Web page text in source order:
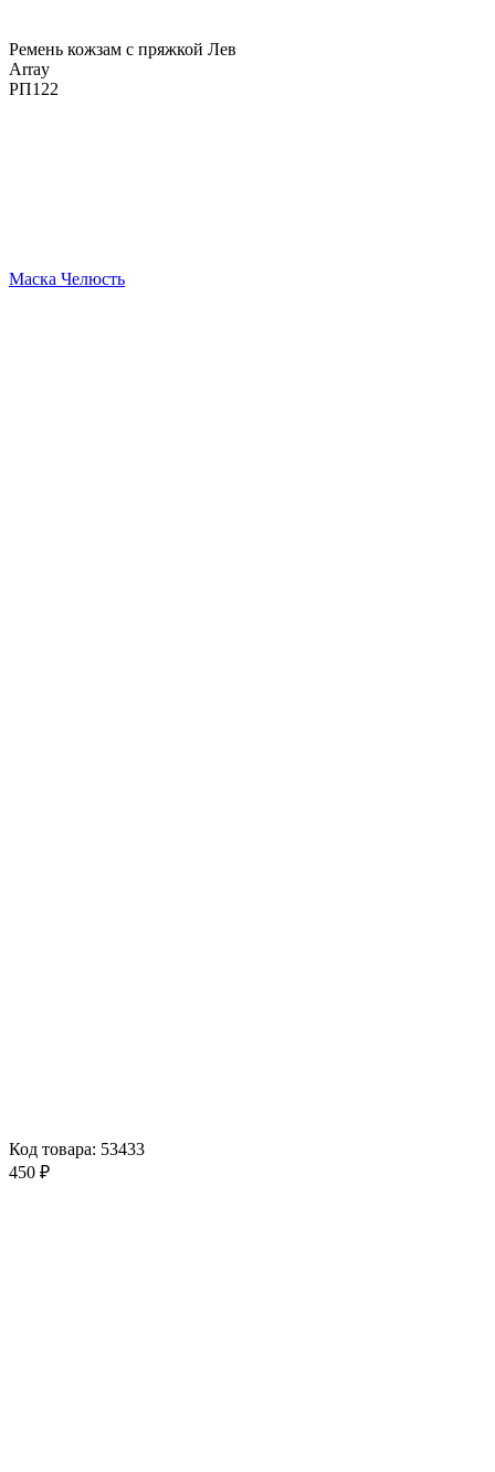
Ремень кожзам с пряжкой Лев
Array
РП122
Маска Челюсть
Код товара: 53433
450 ₽